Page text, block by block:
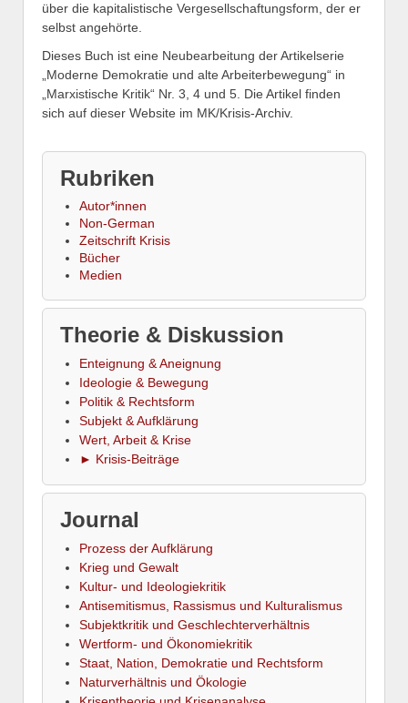
über die kapitalistische Vergesellschaftungsform, der er
selbst angehörte.
Dieses Buch ist eine Neubearbeitung der Artikelserie
„Moderne Demokratie und alte Arbeiterbewegung“ in
„Marxistische Kritik“ Nr. 3, 4 und 5. Die Artikel finden
sich auf dieser Website im MK/Krisis-Archiv.
Rubriken
Autor*innen
Non-German
Zeitschrift Krisis
Bücher
Medien
Theorie & Diskussion
Enteignung & Aneignung
Ideologie & Bewegung
Politik & Rechtsform
Subjekt & Aufklärung
Wert, Arbeit & Krise
► Krisis-Beiträge
Journal
Prozess der Aufklärung
Krieg und Gewalt
Kultur- und Ideologiekritik
Antisemitismus, Rassismus und Kulturalismus
Subjektkritik und Geschlechterverhältnis
Wertform- und Ökonomiekritik
Staat, Nation, Demokratie und Rechtsform
Naturverhältnis und Ökologie